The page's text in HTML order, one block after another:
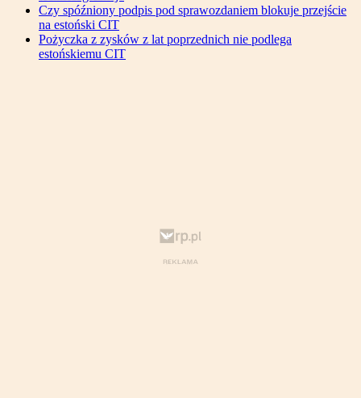
Czy spóźniony podpis pod sprawozdaniem blokuje przejście
na estoński CIT
Pożyczka z zysków z lat poprzednich nie podlega
estońskiemu CIT